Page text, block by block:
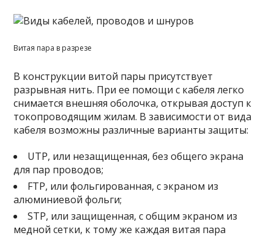
Витая пара в разрезе
В конструкции витой пары присутствует
разрывная нить. При ее помощи с кабеля легко
снимается внешняя оболочка, открывая доступ к
токопроводящим жилам. В зависимости от вида
кабеля возможны различные варианты защиты:
UTP, или незащищенная, без общего экрана
для пар проводов;
FTP, или фольгированная, с экраном из
алюминиевой фольги;
STP, или защищенная, с общим экраном из
медной сетки, к тому же каждая витая пара